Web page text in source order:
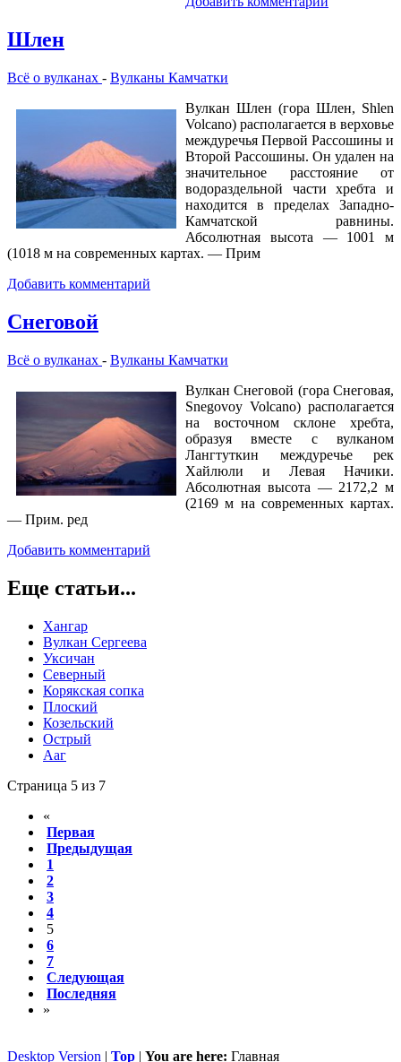
Шлен
Всё о вулканах - Вулканы Камчатки
Вулкан Шлен (гора Шлен, Shlen
Volcano) располагается в верховье
междуречья Первой Рассошины и
Второй Рассошины. Он удален на
значительное расстояние от
водораздельной части хребта и
находится в пределах Западно-
Камчатской равнины.
Абсолютная высота — 1001 м
(1018 м на современных картах. — Прим
Добавить комментарий
Снеговой
Всё о вулканах - Вулканы Камчатки
Вулкан Снеговой (гора Снеговая,
Snegovoy Volcano) располагается
на восточном склоне хребта,
образуя вместе с вулканом
Лангтуткин междуречье рек
Хайлюли и Левая Начики.
Абсолютная высота — 2172,2 м
(2169 м на современных картах.
— Прим. ред
Добавить комментарий
Еще статьи...
Хангар
Вулкан Сергеева
Уксичан
Северный
Корякская сопка
Плоский
Козельский
Острый
Ааг
Страница 5 из 7
«
Первая
Предыдущая
1
2
3
4
5
6
7
Следующая
Последняя
»
Desktop Version | Top | You are here: Главная